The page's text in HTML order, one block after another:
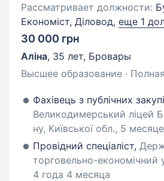
Рассматривает должности:
Економіст, Діловод, еще 1
30 000 грн
Аліна, 35 лет, Бровары
Высшее образование ·
Фахівець з публічних
Великодимерський ліцей
ну, Київської обл., 5
Провідний спеціаліст,
торговельно-економічний
4 года 4 месяца